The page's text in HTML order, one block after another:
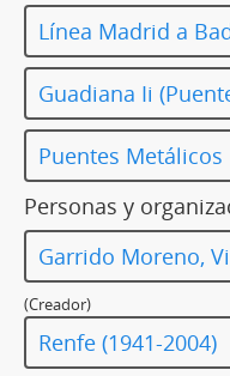
Línea Madrid a
Guadiana Ii
Puentes Metálicos
Personas y
Garrido Moreno,
(Creador)
Renfe (1941-2004)